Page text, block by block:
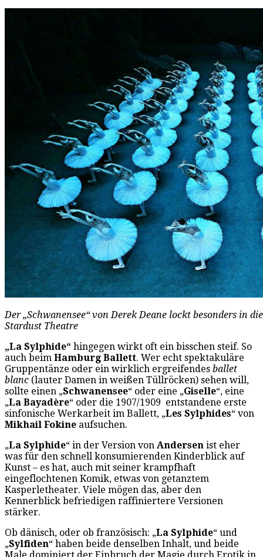
Der „Schwanensee“ von Derek Deane lockt besonders in
Stardust Theatre
„La Sylphide“ hingegen wirkt oft ein bisschen steif. So
auch beim Hamburg Ballett. Wer echt spektakuläre
Gruppentänze oder ein wirklich ergreifendes ballet
blanc (lauter Damen in weißen Tüllröcken) sehen will,
sollte einen „Schwanensee“ oder eine „Giselle“, eine
„La Bayadère“ oder die 1907/1909 entstandene erste
sinfonische Werkarbeit im Ballett, „Les Sylphides“ von
Mikhail Fokine aufsuchen.
„La Sylphide“ in der Version von Andersen ist eher
was für den schnell konsumierenden Kinderblick auf
Kunst – es hat, auch mit seiner krampfhaft
eingeflochtenen Komik, etwas von getanztem
Kasperletheater. Viele mögen das, aber den
Kennerblick befriedigen raffiniertere Versionen
stärker.
Ob dänisch, oder ob französisch: „La Sylphide“ und
„Sylfiden“ haben beide denselben Inhalt, und beide